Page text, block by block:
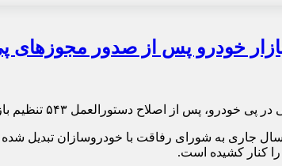
خودرو پس از صدور مجوزهای
۵۴۳ تنظیم بازار خودرو، از قیمت‌گذاری خودرو کنار کشید.
جاری به شورای رفاقت با خودروسازان تبدیل
کنار کشیده است.